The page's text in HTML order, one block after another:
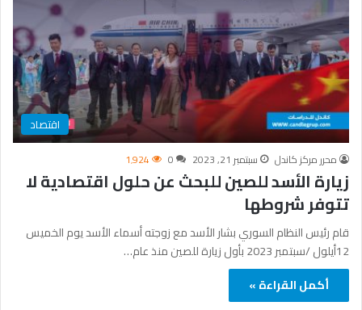
اقتصاد
محرر مركز كاندل سبتمبر 21, 2023 0 1٬924
زيارة الأسد للصين للبحث عن حلول اقتصادية لا
تتوفر شروطها
قام رئيس النظام السوري بشار الأسد مع زوجته أسماء الأسد يوم الخميس
12أيلول /سبتمبر 2023 بأول زيارة للصين منذ عام…
أكمل القراءة »